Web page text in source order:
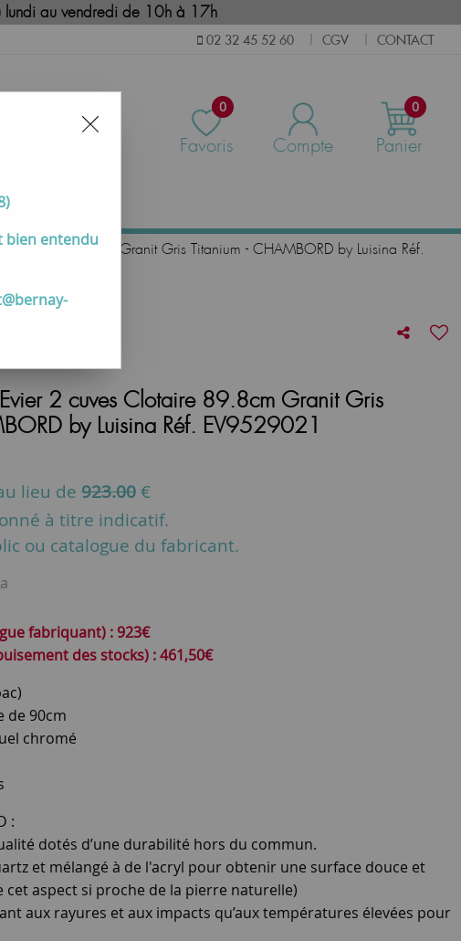
lundi au vendredi de 10h à 17h
02 32 45 52 60 CGV CONTACT
0
Favoris Compte
0
Panier
nous
Clotaire 89.8cm Granit Gris Titanium - CHAMBORD by Luisina Réf.
2 cuves Clotaire 89.8cm Granit Gris
by Luisina Réf. EV9529021
lieu de 923.00€
à titre indicatif.
ou catalogue du fabricant.
fabriquant) : 923€
des stocks) : 461,50€
de 90cm
chromé
:
dotés d’une durabilité hors du commun.
et mélangé à de l'acryl pour obtenir une surface douce et
cet aspect si proche de la pierre naturelle)
aux rayures et aux impacts qu’aux températures élevées pour
bien entendu